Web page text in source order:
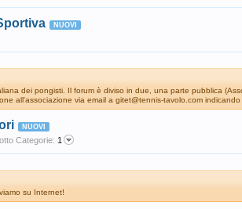
dei pongisti. Il forum è diviso in due, una parte pubblica
all'associazione via email a gitet@tennis-tavolo.com
Categorie: 1
su Internet!